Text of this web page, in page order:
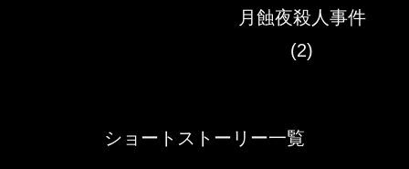
月蝕夜殺人事件
(2)
ショートストーリー一覧